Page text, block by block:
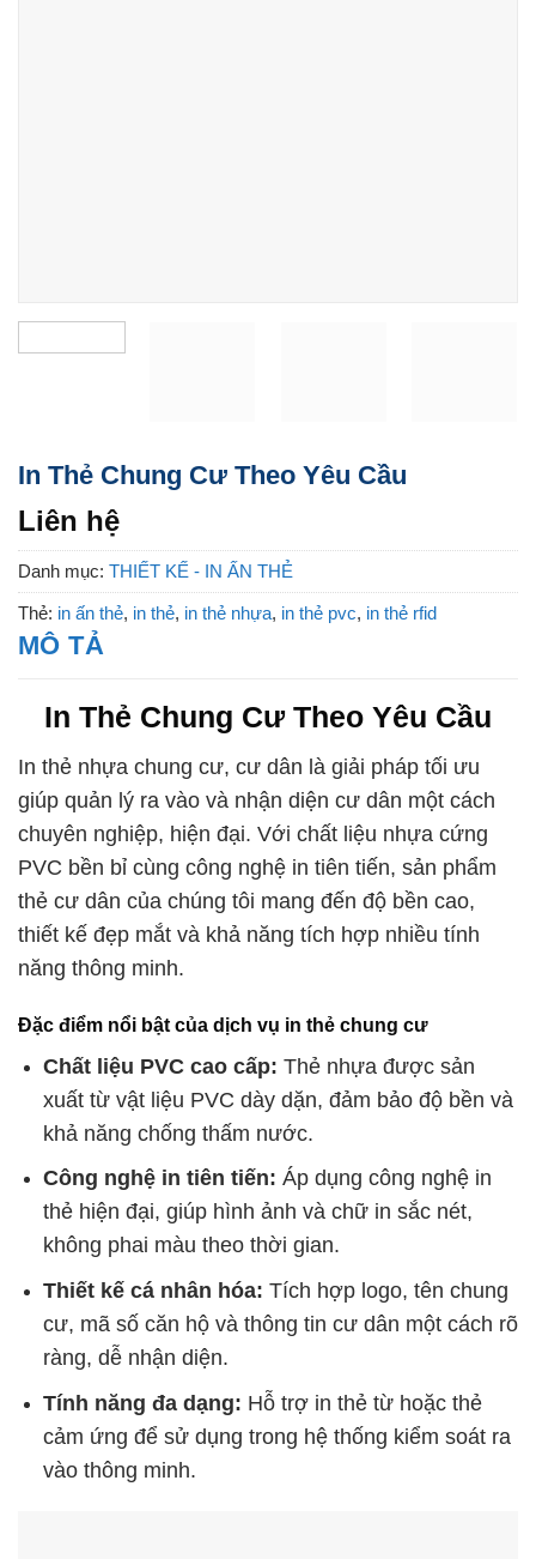
In Thẻ Chung Cư Theo Yêu Cầu
Liên hệ
Danh mục: THIẾT KẾ - IN ẤN THẺ
Thẻ: in ấn thẻ, in thẻ, in thẻ nhựa, in thẻ pvc, in thẻ rfid
MÔ TẢ
In Thẻ Chung Cư Theo Yêu Cầu
In thẻ nhựa chung cư, cư dân là giải pháp tối ưu
giúp quản lý ra vào và nhận diện cư dân một cách
chuyên nghiệp, hiện đại. Với chất liệu nhựa cứng
PVC bền bỉ cùng công nghệ in tiên tiến, sản phẩm
thẻ cư dân của chúng tôi mang đến độ bền cao,
thiết kế đẹp mắt và khả năng tích hợp nhiều tính
năng thông minh.
Đặc điểm nổi bật của dịch vụ in thẻ chung cư
Chất liệu PVC cao cấp: Thẻ nhựa được sản
xuất từ vật liệu PVC dày dặn, đảm bảo độ bền và
khả năng chống thấm nước.
Công nghệ in tiên tiến: Áp dụng công nghệ in
thẻ hiện đại, giúp hình ảnh và chữ in sắc nét,
không phai màu theo thời gian.
Thiết kế cá nhân hóa: Tích hợp logo, tên chung
cư, mã số căn hộ và thông tin cư dân một cách rõ
ràng, dễ nhận diện.
Tính năng đa dạng: Hỗ trợ in thẻ từ hoặc thẻ
cảm ứng để sử dụng trong hệ thống kiểm soát ra
vào thông minh.